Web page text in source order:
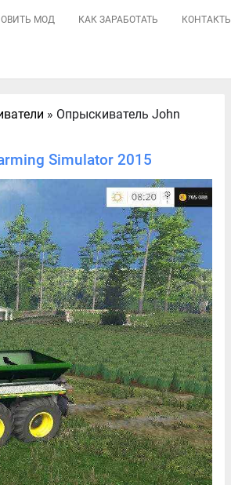
МОД КАК ЗАРАБОТАТЬ КОНТАКТЫ
» Опрыскиватель John
Simulator 2015